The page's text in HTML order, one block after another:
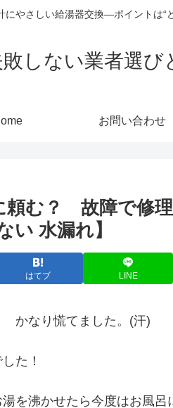
にやさしい給湯器交換—ポイントは“
敗しない業者選
お問い合わせ
む？ 故障で修
い 水漏れ】
はてブ LINE
かなり慌てました。(汗)
た！
を沸かせたら今度はお風呂